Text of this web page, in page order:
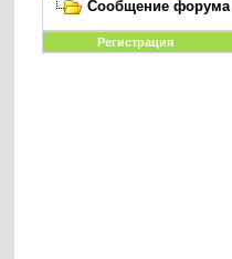
Сообщение форума
Регистрация